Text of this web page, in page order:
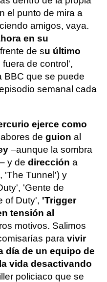
el punto de mira a
amigos, vaya.
en su
de su último
fuera de control',
BBC que se puede
semanal cada
ejerce como
de guion al
–aunque la sombra
y de dirección a
'The Tunnel') y
'Gente de
of Duty', 'Trigger
tensión al
motivos. Salimos
para vivir
día de un equipo de
vida desactivando
policiaco que se